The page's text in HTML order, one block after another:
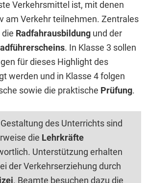
Verkehrsmittel ist, mit denen
am Verkehr teilnehmen. Zentrales
Radfahrausbildung und der
. In Klasse 3 sollen
für dieses Highlight des
werden und in Klasse 4 folgen
sowie die praktische Prüfung.
des Unterrichts sind
die Lehrkräfte
Unterstützung erhalten
der Verkehrserziehung durch
. Beamte besuchen dazu die